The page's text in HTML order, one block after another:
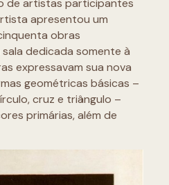
de artistas participantes
apresentou um
obras
dedicada somente à
expressavam sua nova
geométricas básicas –
cruz e triângulo –
primárias, além de